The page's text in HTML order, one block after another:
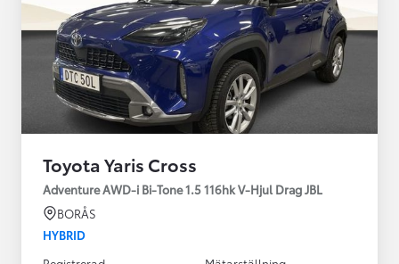
Toyota Yaris Cross
Adventure AWD-i Bi-Tone 1.5 116hk V-Hjul Drag JBL
BORÅS
HYBRID